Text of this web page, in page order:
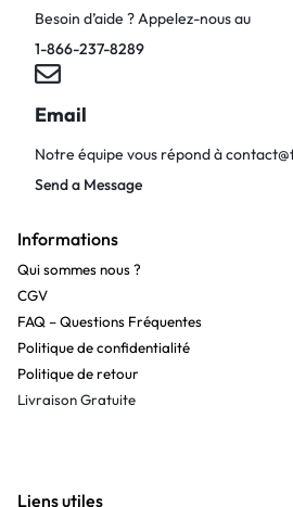
Besoin d’aide ? Appelez-nous au
1-866-237-8289
Email
Notre équipe vous répond à
Send a Message
Informations
Qui sommes nous ?
CGV
FAQ – Questions Fréquentes
Politique de confidentialité
Politique de retour
Livraison Gratuite
Liens utiles